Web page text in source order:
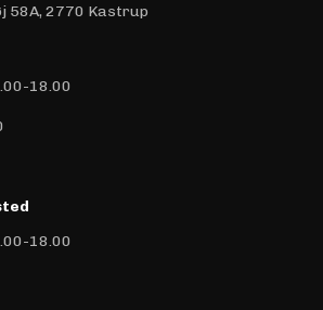
58A, 2770 Kastrup
18.00
18.00